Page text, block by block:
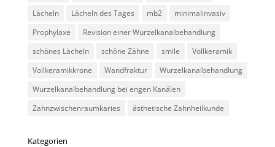
Lächeln
Lächeln des Tages mb2
minimalinvasiv
Prophylaxe
Revision einer Wurzelkanalbehandlung
schönes Lächeln
schöne Zähne smile
Vollkeramik
Vollkeramikkrone
Wandfraktur
Wurzelkanalbehandlung
Wurzelkanalbehandlung bei engen Kanälen
Zahnzwischenraumkaries
ästhetische Zahnheilkunde
Kategorien